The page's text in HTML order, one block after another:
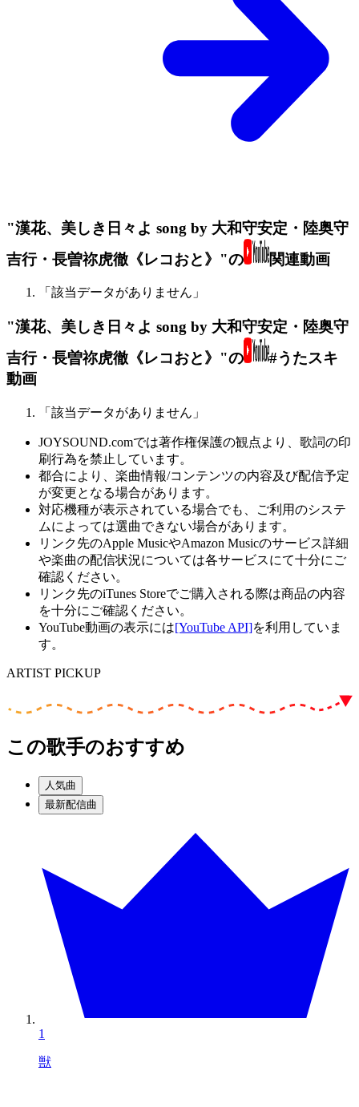
"漢花、美しき日々よ song by 大和守安定・陸奥守
吉行・長曽祢虎徹《レコおと》"の
関連動画
「該当データがありません」
"漢花、美しき日々よ song by 大和守安定・陸奥守
吉行・長曽祢虎徹《レコおと》"の
#うたスキ
動画
「該当データがありません」
JOYSOUND.comでは著作権保護の観点より、歌詞の印
刷行為を禁止しています。
都合により、楽曲情報/コンテンツの内容及び配信予定
が変更となる場合があります。
対応機種が表示されている場合でも、ご利用のシステ
ムによっては選曲できない場合があります。
リンク先のApple MusicやAmazon Musicのサービス詳細
や楽曲の配信状況については各サービスにて十分にご
確認ください。
リンク先のiTunes Storeでご購入される際は商品の内容
を十分にご確認ください。
YouTube動画の表示には[YouTube API]を利用していま
す。
ARTIST PICKUP
この歌手のおすすめ
人気曲
最新配信曲
1
獣